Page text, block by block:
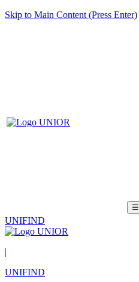
Skip to Main Content (Press Enter)
☰
UNIFIND
|
UNIFIND